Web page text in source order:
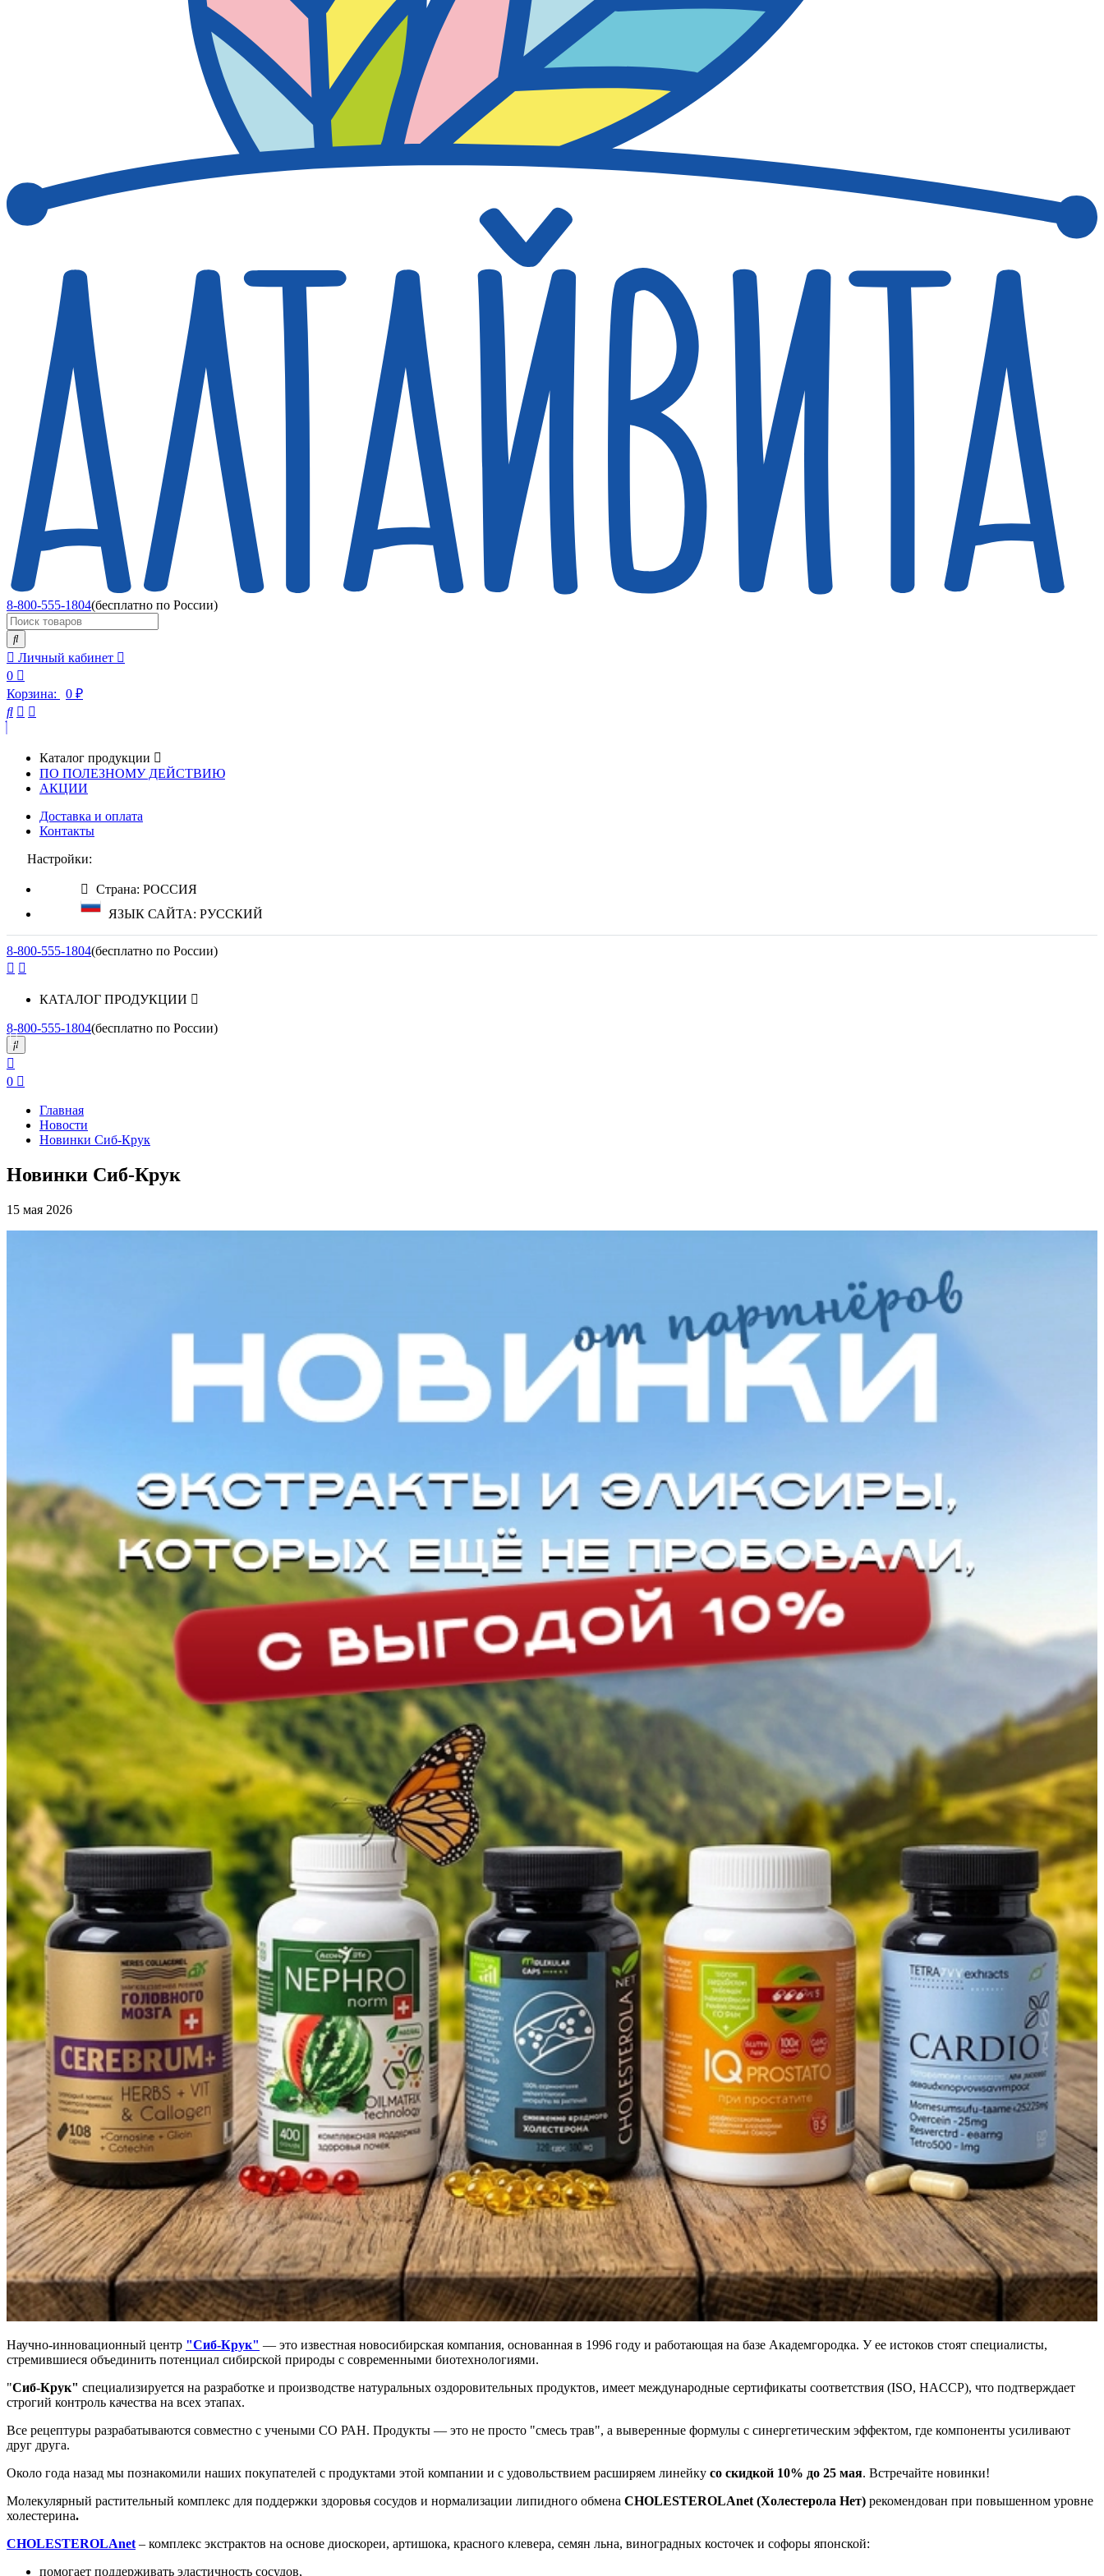
8-800-555-1804(бесплатно по России)
Личный кабинет
0
Корзина:
0 ₽
Каталог продукции
ПО ПОЛЕЗНОМУ ДЕЙСТВИЮ
АКЦИИ
Доставка и оплата
Контакты
Настройки:
Страна: РОССИЯ
ЯЗЫК САЙТА: РУССКИЙ
8-800-555-1804(бесплатно по России)
КАТАЛОГ ПРОДУКЦИИ
8-800-555-1804(бесплатно по России)
0
Главная
Новости
Новинки Сиб-Крук
Новинки Сиб-Крук
15 мая 2026
Научно-инновационный центр "Сиб-Крук" — это известная новосибирская компания, основанная в 1996 году и работающая на базе Академгородка. У ее истоков стоят специалисты,
стремившиеся объединить потенциал сибирской природы с современными биотехнологиями.
"Сиб-Крук" специализируется на разработке и производстве натуральных оздоровительных продуктов, имеет международные сертификаты соответствия (ISO, HACCP), что подтверждает
строгий контроль качества на всех этапах.
Все рецептуры разрабатываются совместно с учеными СО РАН. Продукты — это не просто "смесь трав", а выверенные формулы с синергетическим эффектом, где компоненты усиливают
друг друга.
Около года назад мы познакомили наших покупателей с продуктами этой компании и с удовольствием расширяем линейку со скидкой 10% до 25 мая. Встречайте новинки!
Молекулярный растительный комплекс для поддержки здоровья сосудов и нормализации липидного обмена CHOLESTEROLAnet (Холестерола Нет) рекомендован при повышенном уровне
холестерина.
CHOLESTEROLAnet – комплекс экстрактов на основе диоскореи, артишока, красного клевера, семян льна, виноградных косточек и софоры японской:
помогает поддерживать эластичность сосудов,